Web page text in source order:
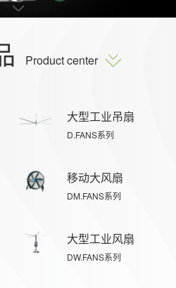
Product center
大型工业吊扇
D.FANS系列
移动大风扇
DM.FANS系列
大型工业风扇
DW.FANS系列